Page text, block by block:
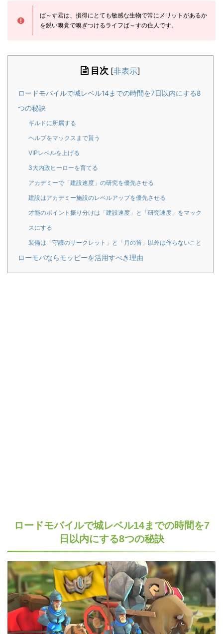
ば～す君は、損得にとても敏感な生物で常にメリットがあるか
を鋭い嗅覚で嗅ぎつけるライフば～すの住人です。
目次 [非表示]
ロードモバイルで城レベル14までの時間を7日以内にする8
つの秘訣
ギルドに所属する
ヘルプをマックスまで貰う
VIPレベルを上げる
3大内政ヒーローを育てる
アカデミーで「建設速度」の研究を優先させる
建設はアカデミー施設のレベルアップを優先させる
才能のポイント振り分けは「建設速度」と「研究速度」をマック
スにする
装備は「守護のサークレット」と「月の笛」以外は作らないこと
ローモバならモッピーを活用すべき理由
ロードモバイルで城レベル14までの時間を7
日以内にする8つの秘訣